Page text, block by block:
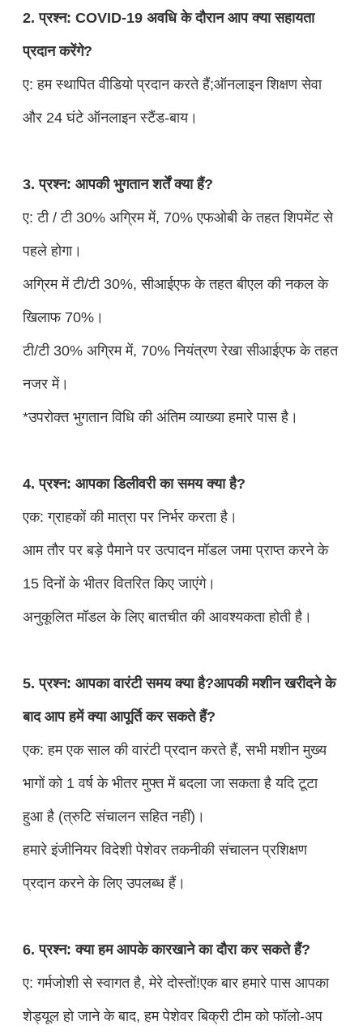
2. प्रश्न: COVID-19 अवधि के दौरान आप क्या सहायता
प्रदान करेंगे?
ए: हम स्थापित वीडियो प्रदान करते हैं;ऑनलाइन शिक्षण सेवा
और 24 घंटे ऑनलाइन स्टैंड-बाय।
3. प्रश्न: आपकी भुगतान शर्तें क्या हैं?
ए: टी / टी 30% अग्रिम में, 70% एफओबी के तहत शिपमेंट से
पहले होगा।
अग्रिम में टी/टी 30%, सीआईएफ के तहत बीएल की नकल के
खिलाफ 70%।
टी/टी 30% अग्रिम में, 70% नियंत्रण रेखा सीआईएफ के तहत
नजर में।
*उपरोक्त भुगतान विधि की अंतिम व्याख्या हमारे पास है।
4. प्रश्न: आपका डिलीवरी का समय क्या है?
एक: ग्राहकों की मात्रा पर निर्भर करता है।
आम तौर पर बड़े पैमाने पर उत्पादन मॉडल जमा प्राप्त करने के
15 दिनों के भीतर वितरित किए जाएंगे।
अनुकूलित मॉडल के लिए बातचीत की आवश्यकता होती है।
5. प्रश्न: आपका वारंटी समय क्या है?आपकी मशीन खरीदने के
बाद आप हमें क्या आपूर्ति कर सकते हैं?
एक: हम एक साल की वारंटी प्रदान करते हैं, सभी मशीन मुख्य
भागों को 1 वर्ष के भीतर मुफ्त में बदला जा सकता है यदि टूटा
हुआ है (त्रुटि संचालन सहित नहीं)।
हमारे इंजीनियर विदेशी पेशेवर तकनीकी संचालन प्रशिक्षण
प्रदान करने के लिए उपलब्ध हैं।
6. प्रश्न: क्या हम आपके कारखाने का दौरा कर सकते हैं?
ए: गर्मजोशी से स्वागत है, मेरे दोस्तों!एक बार हमारे पास आपका
शेड्यूल हो जाने के बाद, हम पेशेवर बिक्री टीम को फॉलो-अप